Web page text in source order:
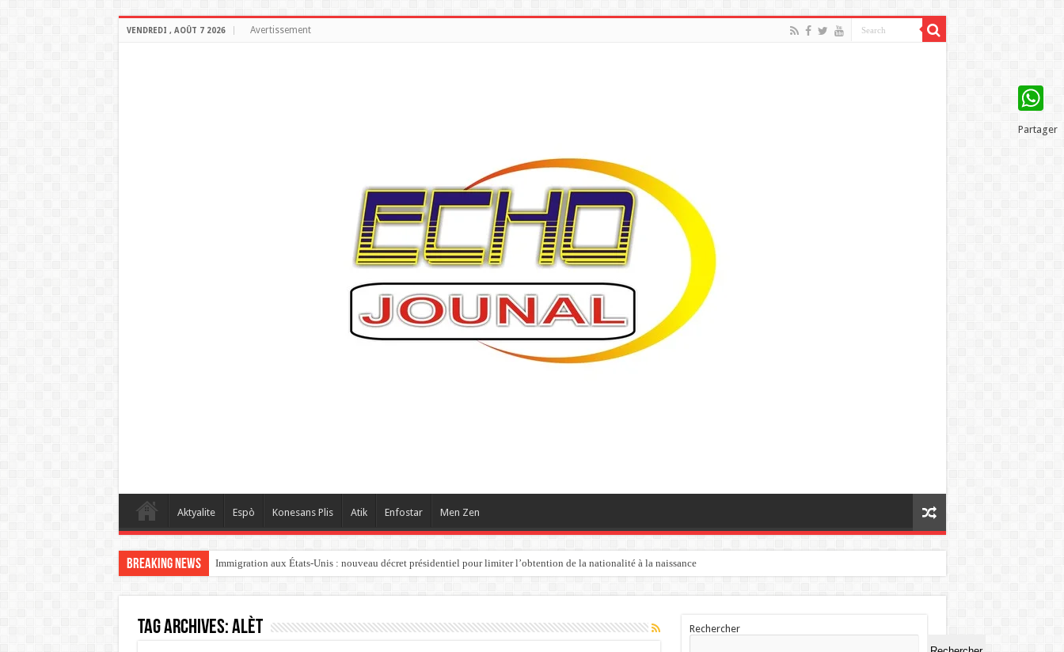
VENDREDI , AOÛT 7 2026 Avertissement
Aktyalite Espò Konesans Plis Atik Enfostar Men Zen
Breaking News Immigration aux États-Unis : nouveau décret présidentiel pour limiter l’obtention de la nationalité à la naissance
Tag Archives:Alèt
Rechercher
WhatsApp
Partager